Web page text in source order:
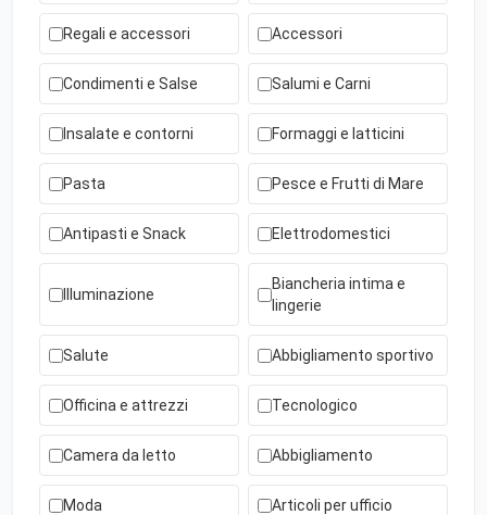
Regali e accessori Accessori
Condimenti e Salse Salumi e Carni
Insalate e contorni Formaggi e latticini
Pasta Pesce e Frutti di Mare
Antipasti e Snack Elettrodomestici
Illuminazione
Biancheria intima e
lingerie
Salute Abbigliamento sportivo
Officina e attrezzi Tecnologico
Camera da letto Abbigliamento
Moda Articoli per ufficio